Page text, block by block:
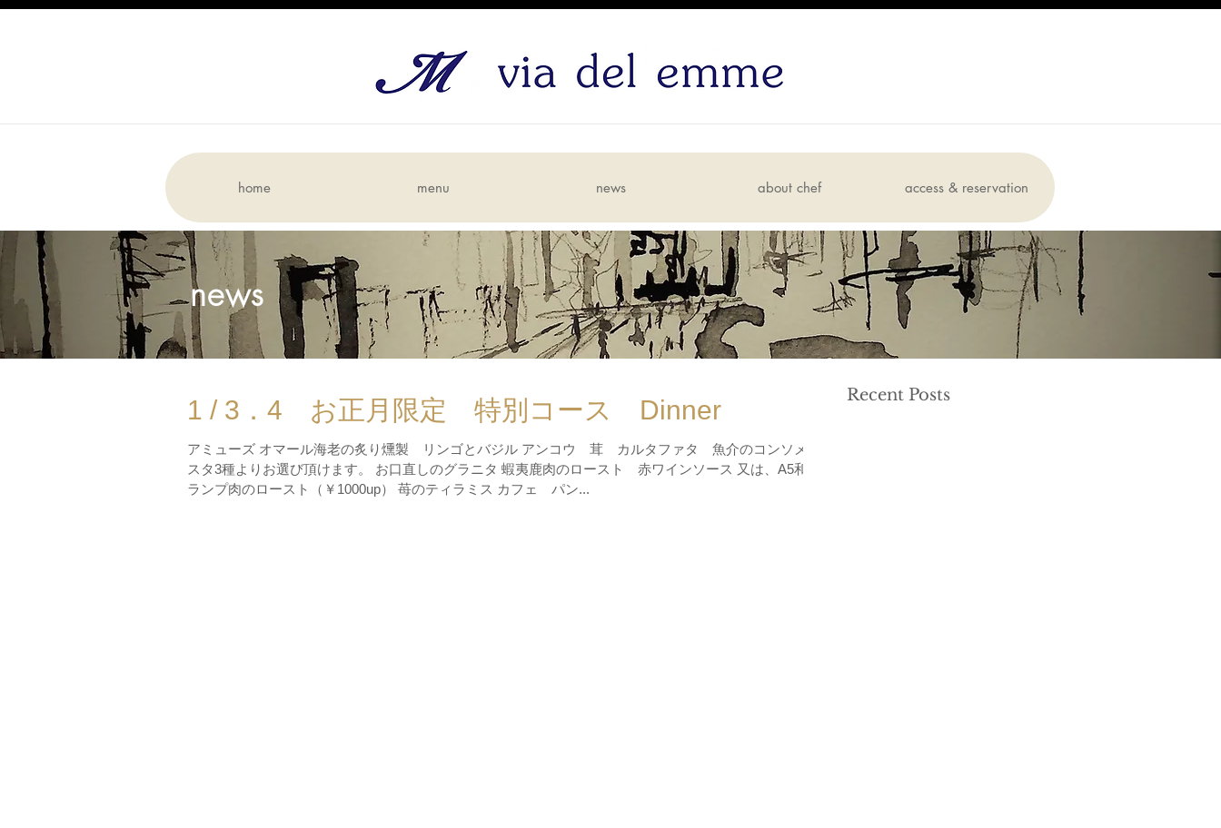
home menu news about chef access & reservation
news
1 / 3．4 お正月限定 特別コース Dinner
アミューズ オマール海老の炙り燻製 リンゴとバジル アンコウ 茸 カルタファタ 魚介のコンソメ パ
スタ3種よりお選び頂けます。 お口直しのグラニタ 蝦夷鹿肉のロースト 赤ワインソース 又は、A5和牛
ランプ肉のロースト（￥1000up） 苺のティラミス カフェ パン...
Recent Posts